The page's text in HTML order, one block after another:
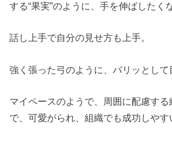
する“果実”のように、手を伸ばしたく
話し上手で自分の見せ方も上手。
強く張った弓のように、バリッとして
マイペースのようで、周囲に配慮す
で、可愛がられ、組織でも成功しやす